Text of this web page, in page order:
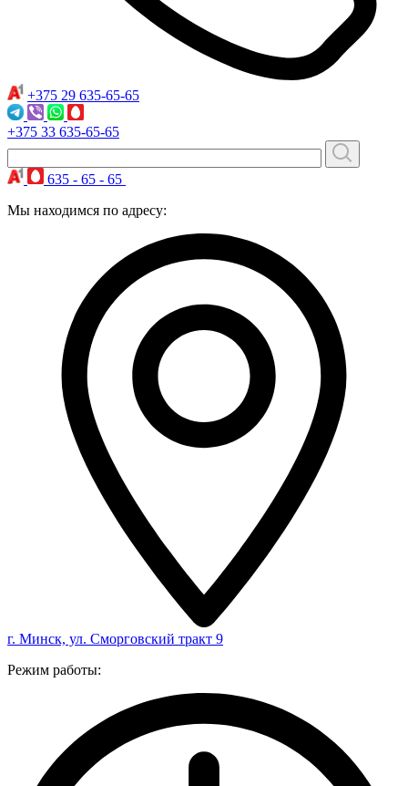
+375 29 635-65-65
+375 33 635-65-65
635 - 65 - 65
Мы находимся по адресу:
г. Минск, ул. Сморговский тракт 9
Режим работы: